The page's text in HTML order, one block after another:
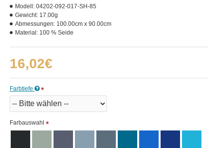
16,02€
Modell: 04202-092-017-SH-85
Gewicht: 17.00g
Abmessungen: 100.00cm x 90.00cm
Material: 100 % Seide
Farbtiefe
Farbauswahl